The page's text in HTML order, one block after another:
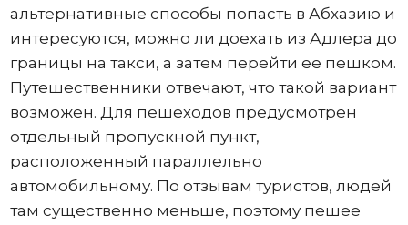
альтернативные способы попасть в Абхазию и
интересуются, можно ли доехать из Адлера до
границы на такси, а затем перейти ее пешком.
Путешественники отвечают, что такой вариант
возможен. Для пешеходов предусмотрен
отдельный пропускной пункт,
расположенный параллельно
автомобильному. По отзывам туристов, людей
там существенно меньше, поэтому пешее